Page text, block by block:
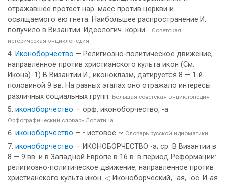
отражавшее протест нар. масс против церкви и
освящаемого ею гнета. Наибольшее распространение И.
получило в Византии. Идеологич. корни... Советская
историческая энциклопедия
Иконоборчество — Религиозно-политическое движение,
направленное против христианского культа икон (См.
Икона). 1) В Византии И., иконоклазм, датируется 8 — 1-й
половиной 9 вв. На разных этапах оно отражало интересы
различных социальных групп. Большая советская энциклопедия
иконоборчество — орф. иконоборчество, -а
Орфографический словарь Лопатина
иконоборчество — • истовое ~ Словарь русской идиоматики
иконоборчество — ИКОНОБОРЧЕСТВО -а; ср. В Византии в
8 — 9 вв. и в Западной Европе в 16 в. в период Реформации:
религиозно-политическое движение, направленное против
христианского культа икон. ◁ Иконоборческий, -ая, -ое. И-ая